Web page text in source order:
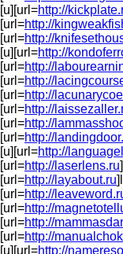
[u][url=http://
[url=http://
[url=http://
[u][url=http://
[url=http://
[url=http://
[url=http://
[url=http://
[url=http://
[url=http://
[u][url=http://
[url=http://laserlens.ru
[url=http://layabout.ru
[url=http://
[url=http://
[url=http://
[url=http://
[u][url=http://